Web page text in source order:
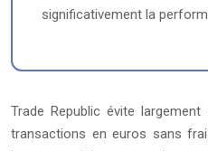
significativement la
Trade Republic évite
transactions en euros sans